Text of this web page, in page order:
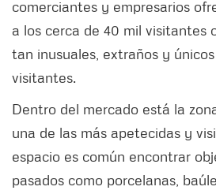
comerciantes y empresarios
a los cerca de 40 mil visitantes
tan inusuales, extraños y
visitantes.
Dentro del mercado está la
una de las más apetecidas y
espacio es común encontrar
pasados como porcelanas,